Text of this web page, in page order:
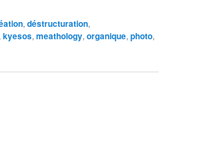
, déstructuration,
kyesos, meathology, organique, photo,